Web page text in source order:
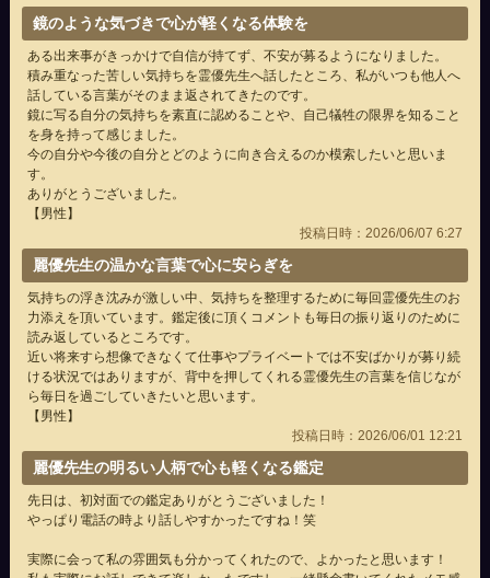
鏡のような気づきで心が軽くなる体験を
ある出来事がきっかけで自信が持てず、不安が募るようになりました。
積み重なった苦しい気持ちを霊優先生へ話したところ、私がいつも他人へ
話している言葉がそのまま返されてきたのです。
鏡に写る自分の気持ちを素直に認めることや、自己犠牲の限界を知ること
を身を持って感じました。
今の自分や今後の自分とどのように向き合えるのか模索したいと思いま
す。
ありがとうございました。
【男性】
投稿日時：2026/06/07 6:27
麗優先生の温かな言葉で心に安らぎを
気持ちの浮き沈みが激しい中、気持ちを整理するために毎回霊優先生のお
力添えを頂いています。鑑定後に頂くコメントも毎日の振り返りのために
読み返しているところです。
近い将来すら想像できなくて仕事やプライベートでは不安ばかりが募り続
ける状況ではありますが、背中を押してくれる霊優先生の言葉を信じなが
ら毎日を過ごしていきたいと思います。
【男性】
投稿日時：2026/06/01 12:21
麗優先生の明るい人柄で心も軽くなる鑑定
先日は、初対面での鑑定ありがとうございました！
やっぱり電話の時より話しやすかったですね！笑
実際に会って私の雰囲気も分かってくれたので、よかったと思います！